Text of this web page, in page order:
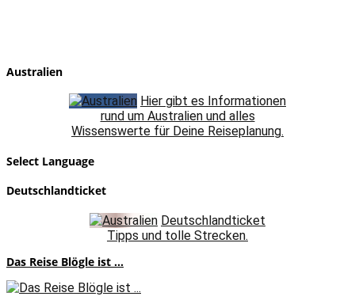
Australien
Hier gibt es Informationen
rund um Australien und alles
Wissenswerte für Deine Reiseplanung.
Select Language
Deutschlandticket
Deutschlandticket
Tipps und tolle Strecken.
Das Reise Blögle ist ...